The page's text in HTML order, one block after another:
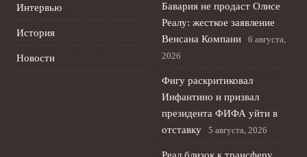
Интервью
История
Новости
Бавария не продаст Олисе
Реалу: жесткое заявление
Венсана Компани
6 августа,
2026
Фигу раскритиковал
Инфантино и призвал
президента ФИФА уйти в
отставку
5 августа, 2026